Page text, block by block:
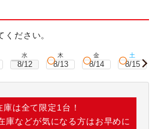
ださい。
水
8/12
木
8/13
金
8/14
土
8/15
庫は全て限定1台！
庫などが気になる方はお早めに